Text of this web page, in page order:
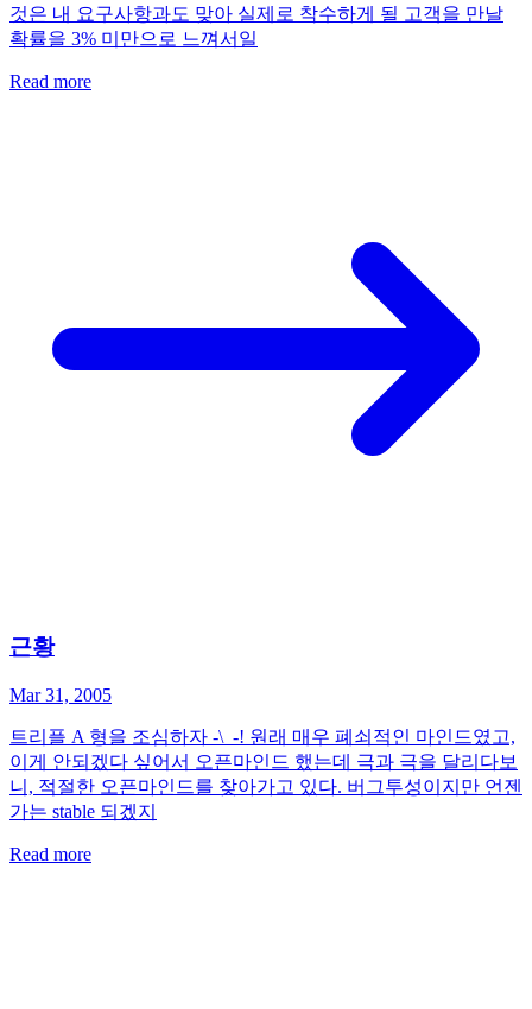
것은 내 요구사항과도 맞아 실제로 착수하게 될 고객을 만날
확률을 3% 미만으로 느껴서일
Read more
근황
Mar 31, 2005
트리플 A 형을 조심하자 -\_-! 원래 매우 폐쇠적인 마인드였고,
이게 안되겠다 싶어서 오픈마인드 했는데 극과 극을 달리다보
니, 적절한 오픈마인드를 찾아가고 있다. 버그투성이지만 언젠
가는 stable 되겠지
Read more